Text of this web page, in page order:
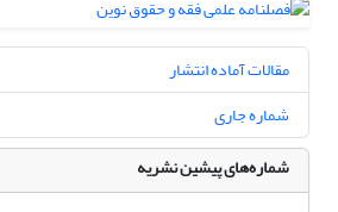
مقالات آماده انتشار
شماره جاری
شماره‌های پیشین نشریه